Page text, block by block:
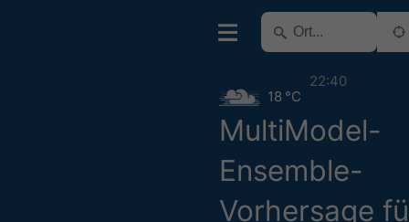
MultiModel-
Ensemble-
Vorhersage
18 °C
22:40